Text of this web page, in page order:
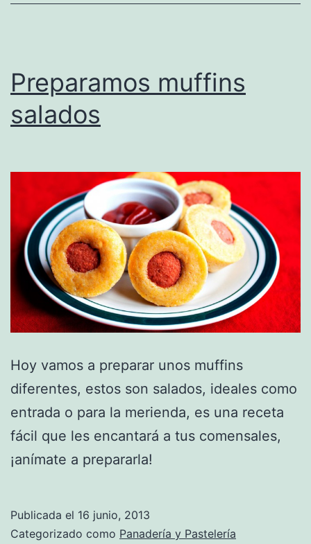
Preparamos muffins
salados
Hoy vamos a preparar unos muffins
diferentes, estos son salados, ideales como
entrada o para la merienda, es una receta
fácil que les encantará a tus comensales,
¡anímate a prepararla!
Publicada el 16 junio, 2013
Categorizado como Panadería y Pastelería